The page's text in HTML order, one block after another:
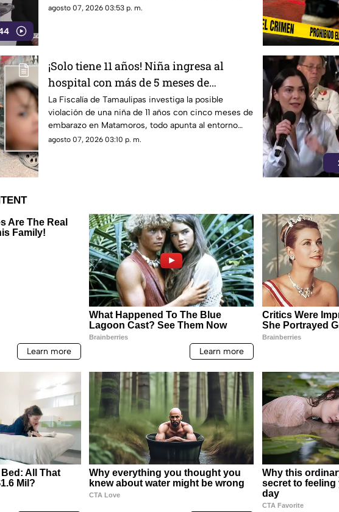
4T.
agosto 07, 2026 03:53 p. m.
¡Solo tiene 11 años! Niña ingresa al
hospital con más de 5 meses de
embarazo: autoridades investigan
familiares
La Fiscalía de Tamaulipas investiga la posible
violación de una niña de 11 años con cinco meses de
embarazo en Matamoros, todo apunta al entorno
familiar.
agosto 07, 2026 03:10 p. m.